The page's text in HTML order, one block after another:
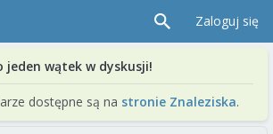
Zaloguj się
jeden wątek w dyskusji!
dostępne są na stronie Znaleziska.